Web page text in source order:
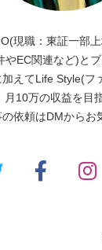
現職：東証一部
やEC関連など)と
えてLife Style(フ
月10万の収益を目
依頼はDMからお